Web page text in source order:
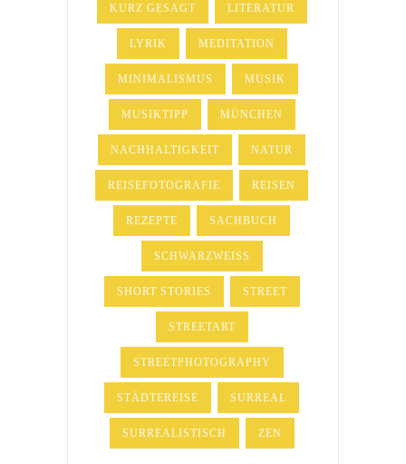
KURZ GESAGT LITERATUR
LYRIK MEDITATION
MINIMALISMUS MUSIK
MUSIKTIPP MÜNCHEN
NACHHALTIGKEIT NATUR
REISEFOTOGRAFIE REISEN
REZEPTE SACHBUCH
SCHWARZWEISS
SHORT STORIES STREET
STREETART
STREETPHOTOGRAPHY
STÄDTEREISE SURREAL
SURREALISTISCH ZEN